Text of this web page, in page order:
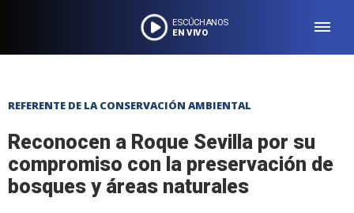
ESCÚCHANOS
EN VIVO
REFERENTE DE LA CONSERVACIÓN AMBIENTAL
Reconocen a Roque Sevilla por su
compromiso con la preservación de
bosques y áreas naturales